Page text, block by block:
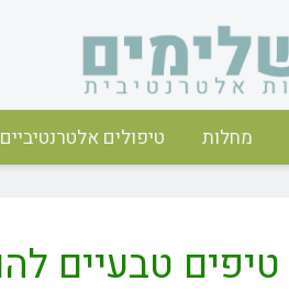
מחלות טיפולים אלטרנטיביים